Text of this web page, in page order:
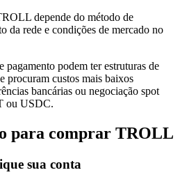
e interesses flexíveis
depende do método de
da rede e condições de mercado no
pagamento podem ter estruturas de
procuram custos mais baixos
bancárias ou negociação spot
ou USDC.
para comprar TROLL
sua conta